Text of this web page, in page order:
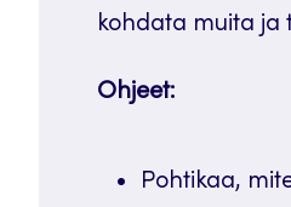
kohdata muita ja
Ohjeet:
Pohtikaa,